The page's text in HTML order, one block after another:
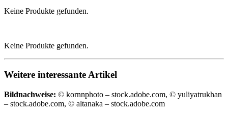
Keine Produkte gefunden.
Keine Produkte gefunden.
Weitere interessante Artikel
Bildnachweise: © kornnphoto – stock.adobe.com, © yuliyatrukhan
– stock.adobe.com, © altanaka – stock.adobe.com